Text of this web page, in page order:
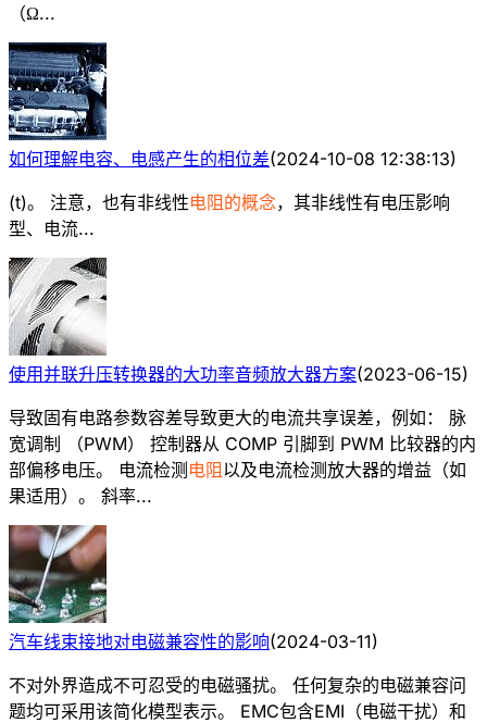
（Ω...
如何理解电容、电感产生的相位差(2024-10-08 12:38:13)
(t)。 注意，也有非线性电阻的概念，其非线性有电压影响
型、电流...
使用并联升压转换器的大功率音频放大器方案(2023-06-15)
导致固有电路参数容差导致更大的电流共享误差，例如： 脉
宽调制 （PWM） 控制器从 COMP 引脚到 PWM 比较器的内
部偏移电压。 电流检测电阻以及电流检测放大器的增益（如
果适用）。 斜率...
汽车线束接地对电磁兼容性的影响(2024-03-11)
不对外界造成不可忍受的电磁骚扰。 任何复杂的电磁兼容问
题均可采用该简化模型表示。 EMC包含EMI（电磁干扰）和